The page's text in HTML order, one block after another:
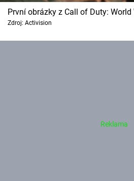
První obrázky z Call of Duty: World
Zdroj: Activision